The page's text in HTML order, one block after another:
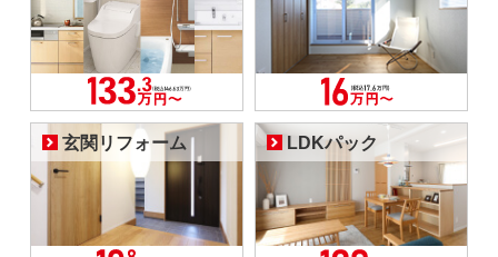
玄関リフォーム LDKパック